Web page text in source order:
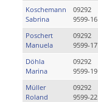
Koschemann
Sabrina
09292
9599-16
Poschert
Manuela
09292
9599-17
Döhla
Marina
09292
9599-19
Müller
Roland
09292
9599-22